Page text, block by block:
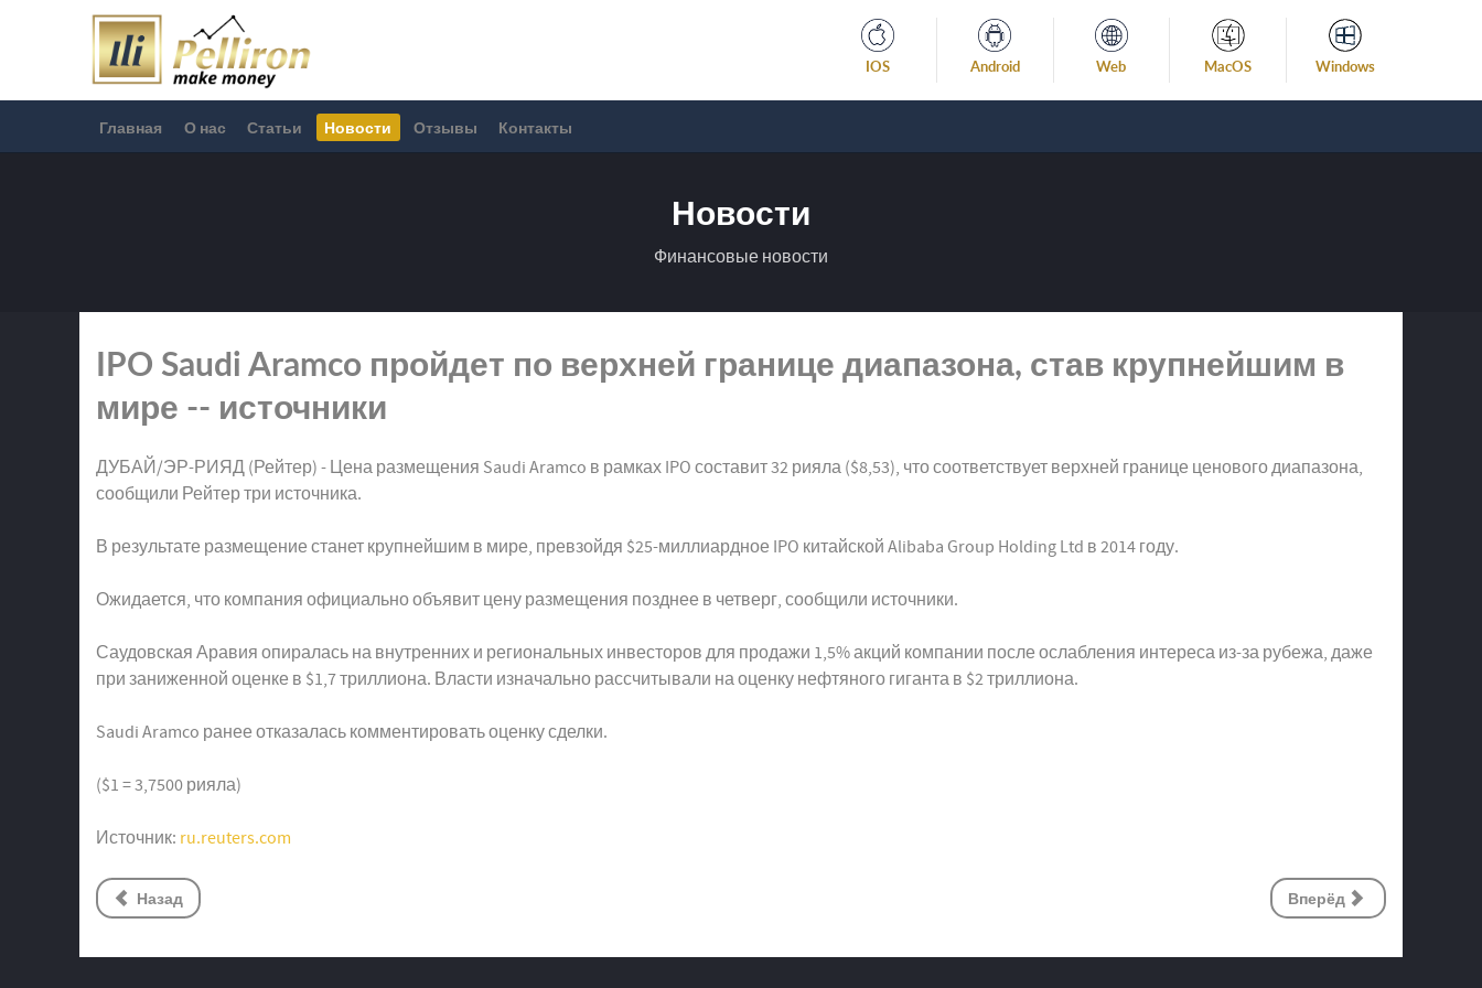
IOS Android Web MacOS Windows
Главная О нас Статьи Новости Отзывы Контакты
Новости
Финансовые новости
IPO Saudi Aramco пройдет по верхней границе диапазона, став крупнейшим в
мире -- источники
ДУБАЙ/ЭР-РИЯД (Рейтер) - Цена размещения Saudi Aramco в рамках IPO составит 32 рияла ($8,53), что соответствует верхней границе ценового диапазона,
сообщили Рейтер три источника.
В результате размещение станет крупнейшим в мире, превзойдя $25-миллиардное IPO китайской Alibaba Group Holding Ltd в 2014 году.
Ожидается, что компания официально объявит цену размещения позднее в четверг, сообщили источники.
Саудовская Аравия опиралась на внутренних и региональных инвесторов для продажи 1,5% акций компании после ослабления интереса из-за рубежа, даже
при заниженной оценке в $1,7 триллиона. Власти изначально рассчитывали на оценку нефтяного гиганта в $2 триллиона.
Saudi Aramco ранее отказалась комментировать оценку сделки.
($1 = 3,7500 рияла)
Источник: ru.reuters.com
Назад Вперёд